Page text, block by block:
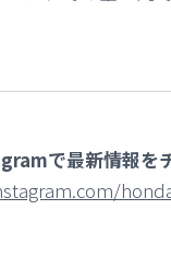
で最新情報を